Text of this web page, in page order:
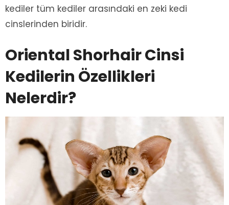
kediler tüm kediler arasındaki en zeki kedi
cinslerinden biridir.
Oriental Shorhair Cinsi
Kedilerin Özellikleri
Nelerdir?